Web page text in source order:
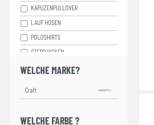
KAPUZENPULLOVER
LAUF HOSEN
POLOSHIRTS
STEPPJACKEN
SWEATJACKEN
WELCHE MARKE?
WELCHE FARBE ?